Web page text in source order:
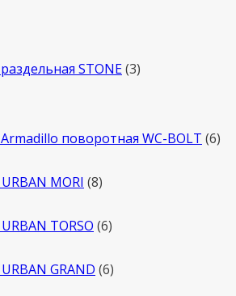
STONE 3товара
поворотная WC-BOLT 66
MORI 88
TORSO 66
GRAND 66